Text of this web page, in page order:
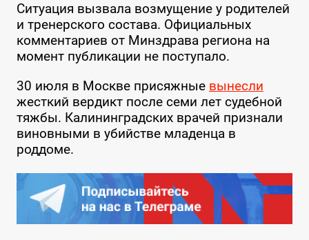
Ситуация вызвала возмущение у родителей
и тренерского состава. Официальных
комментариев от Минздрава региона на
момент публикации не поступало.
30 июля в Москве присяжные вынесли
жесткий вердикт после семи лет судебной
тяжбы. Калининградских врачей признали
виновными в убийстве младенца в
роддоме.